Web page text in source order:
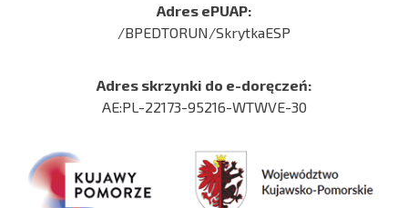
Adres ePUAP:
/BPEDTORUN/SkrytkaESP
Adres skrzynki do e-doręczeń:
AE:PL-22173-95216-WTWVE-30